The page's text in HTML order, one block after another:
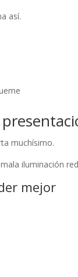
así.
muchísimo.
iluminación
mejor